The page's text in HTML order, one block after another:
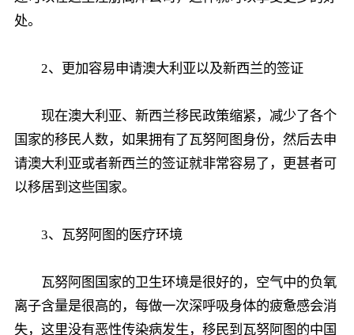
处。
2、更加容易申请澳大利亚以及新西兰的签证
现在澳大利亚、新西兰移民政策缩紧，减少了各个
国家的移民人数，如果拥有了瓦努阿图身份，然后去申
请澳大利亚或者新西兰的签证就非常容易了，更甚者可
以移居到这些国家。
3、瓦努阿图的医疗环境
瓦努阿图国家的卫生环境是很好的，空气中的负氧
离子含量是很高的，每做一次深呼吸身体的疲惫感会消
失，这里没有恶性传染病发生，移民到瓦努阿图的中国